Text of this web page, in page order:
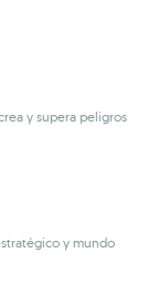
y supera peligros
y mundo